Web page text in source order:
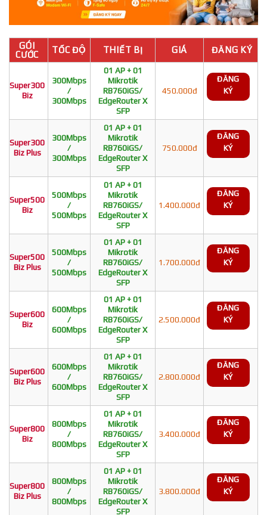
GÓI
CƯỚC
TỐC ĐỘ THIẾT BỊ GIÁ ĐĂNG KÝ
Super300
Biz
300Mbps
/
300Mbps
01 AP + 01
Mikrotik
RB760iGS/
EdgeRouter X
SFP
450.000đ
ĐĂNG
KÝ
Super300
Biz Plus
300Mbps
/
300Mbps
01 AP + 01
Mikrotik
RB760iGS/
EdgeRouter X
SFP
750.000đ
ĐĂNG
KÝ
Super500
Biz
500Mbps
/
500Mbps
01 AP + 01
Mikrotik
RB760iGS/
EdgeRouter X
SFP
1.400.000đ
ĐĂNG
KÝ
Super500
Biz Plus
500Mbps
/
500Mbps
01 AP + 01
Mikrotik
RB760iGS/
EdgeRouter X
SFP
1.700.000đ
ĐĂNG
KÝ
Super600
Biz
600Mbps
/
600Mbps
01 AP + 01
Mikrotik
RB760iGS/
EdgeRouter X
SFP
2.500.000đ
ĐĂNG
KÝ
Super600
Biz Plus
600Mbps
/
600Mbps
01 AP + 01
Mikrotik
RB760iGS/
EdgeRouter X
SFP
2.800.000đ
ĐĂNG
KÝ
Super800
Biz
800Mbps
/
800Mbps
01 AP + 01
Mikrotik
RB760iGS/
EdgeRouter X
SFP
3.400.000đ
ĐĂNG
KÝ
Super800
Biz Plus
800Mbps
/
800Mbps
01 AP + 01
Mikrotik
RB760iGS/
EdgeRouter X
SFP
3.800.000đ
ĐĂNG
KÝ